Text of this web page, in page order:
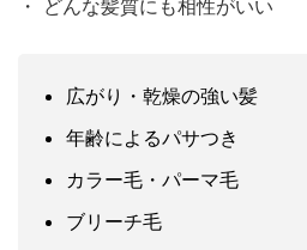
・ どんな髪質にも相性がいい
広がり・乾燥の強い髪
年齢によるパサつき
カラー毛・パーマ毛
ブリーチ毛